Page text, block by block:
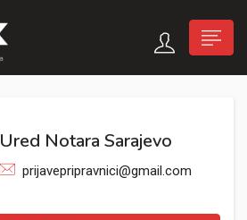
Ured Notara Sarajevo
prijavepripravnici@gmail.com